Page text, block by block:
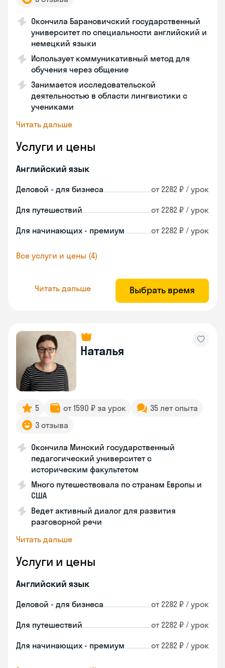
Окончила Барановичский государственный
университет по специальности английский и
немецкий языки
Использует коммуникативный метод для
обучения через общение
Занимается исследовательской
деятельностью в области лингвистики с
учениками
Читать дальше
Услуги и цены
Английский язык
Деловой - для бизнеса от 2282 ₽ / урок
Для путешествий от 2282 ₽ / урок
Для начинающих - премиум от 2282 ₽ / урок
Все услуги и цены (4)
Читать дальше Выбрать время
Наталья
5 от 1590 ₽ за урок
35 лет опыта
3 отзыва
Окончила Минский государственный
педагогический университет с
историческим факультетом
Много путешествовала по странам Европы и
США
Ведет активный диалог для развития
разговорной речи
Читать дальше
Услуги и цены
Английский язык
Деловой - для бизнеса от 2282 ₽ / урок
Для путешествий от 2282 ₽ / урок
Для начинающих - премиум от 2282 ₽ / урок